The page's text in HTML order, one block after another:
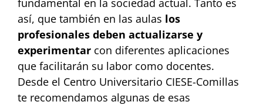
así, que también en las aulas los
profesionales deben actualizarse y
experimentar con diferentes aplicaciones
que facilitarán su labor como docentes.
Desde el Centro Universitario CIESE-Comillas
te recomendamos algunas de esas